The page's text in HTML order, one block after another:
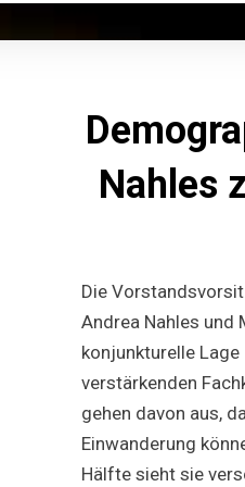
Nahles
Die
Andrea Nahles und
konjunkturelle
verstärkenden
gehen davon aus,
Einwanderung
Hälfte sieht sie